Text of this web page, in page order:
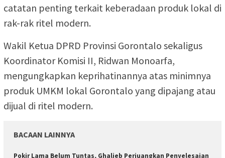
catatan penting terkait keberadaan produk lokal di
rak-rak ritel modern.
Wakil Ketua DPRD Provinsi Gorontalo sekaligus
Koordinator Komisi II, Ridwan Monoarfa,
mengungkapkan keprihatinannya atas minimnya
produk UMKM lokal Gorontalo yang dipajang atau
dijual di ritel modern.
BACAAN LAINNYA
Pokir Lama Belum Tuntas, Ghalieb Perjuangkan Penyelesaian